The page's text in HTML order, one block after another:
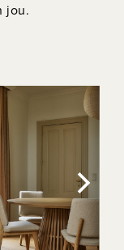
jou.